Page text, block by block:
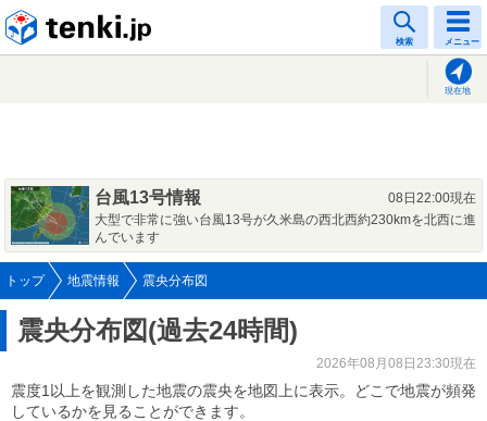
検索 メニュー
現在地
台風13号情報
08日22:00現在
大型で非常に強い台風13号が久米島の西北西約230kmを北西に進
んでいます
トップ 地震情報 震央分布図
震央分布図(過去24時間)
2026年08月08日23:30現在
震度1以上を観測した地震の震央を地図上に表示。どこで地震が頻発
しているかを見ることができます。